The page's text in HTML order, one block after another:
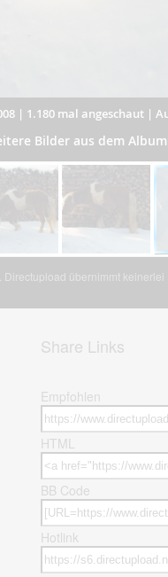
| 1.180 mal angeschaut|
Bilder aus dem Album
übernimmt
Share Links
Empfohlen
HTML
BB Code
Hotlink